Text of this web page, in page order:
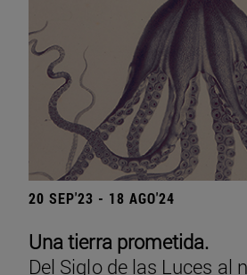
20 SEP'23 - 18 AGO'24
Una tierra prometida.
Del Siglo de las Luces al